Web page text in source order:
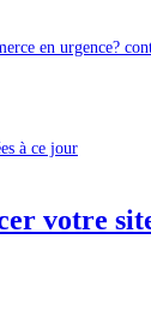
en urgence?
à ce jour
votre